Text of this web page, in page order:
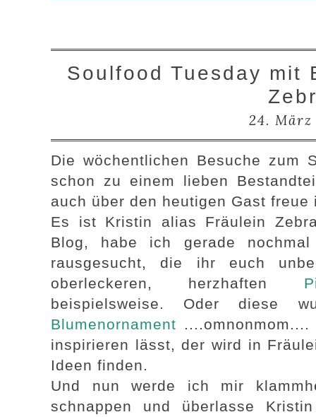
Soulfood Tuesday mit
24. März
Die wöchentlichen Besuche zum
schon zu einem lieben
auch über den heutigen Gast freue
Es ist Kristin alias Fräulein
Blog, habe ich gerade
rausgesucht, die ihr euch
oberleckeren, herzhaften
beispielsweise. Oder diese
Blumenornament
inspirieren lässt, der wird in
Ideen finden.
Und nun werde ich mir
schnappen und überlasse